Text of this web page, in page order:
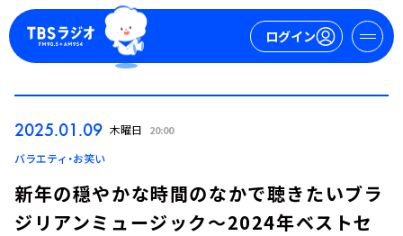
ログイン
ログイン
2025.01.09 木曜日 20:00
バラエティ・お笑い
新年の穏やかな時間のなかで聴きたいブラ
ジリアンミュージック～2024年ベストセ